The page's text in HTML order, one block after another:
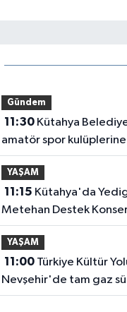
Gündem
11:30Kütahya Belediyesi'nden
amatör spor
YAŞAM
11:15
Metehan Destek
aldı
YAŞAM
11:00Türkiye Kültür Yolu Festivali
Nevşehir'de tam gaz